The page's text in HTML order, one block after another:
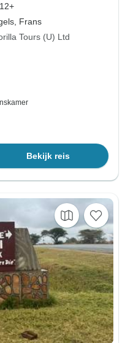
Frans
Tours (U) Ltd
Bekijk reis